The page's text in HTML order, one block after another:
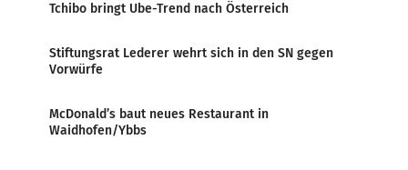
Tchibo bringt Ube-Trend nach Österreich
Stiftungsrat Lederer wehrt sich in den SN gegen
Vorwürfe
McDonald’s baut neues Restaurant in
Waidhofen/Ybbs